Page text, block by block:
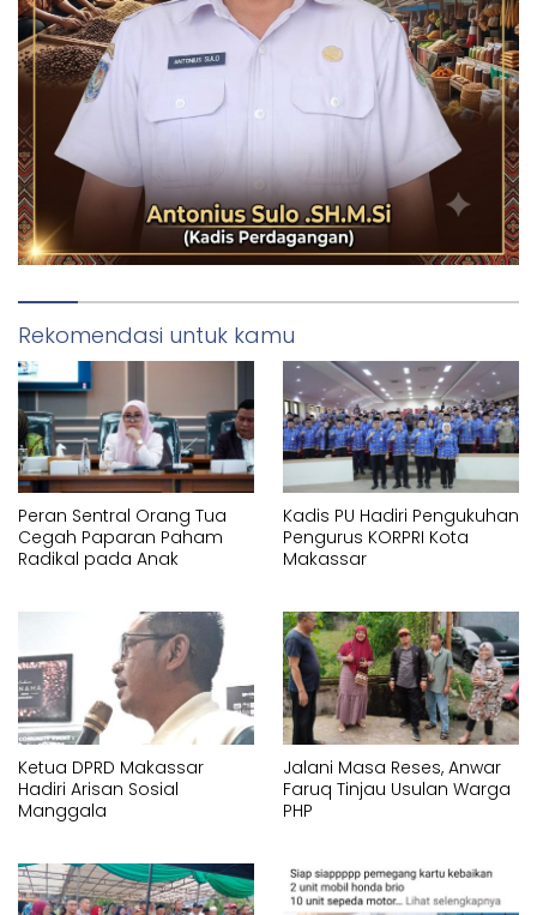
Rekomendasi untuk kamu
Peran Sentral Orang Tua
Cegah Paparan Paham
Radikal pada Anak
Kadis PU Hadiri Pengukuhan
Pengurus KORPRI Kota
Makassar
Ketua DPRD Makassar
Hadiri Arisan Sosial
Manggala
Jalani Masa Reses, Anwar
Faruq Tinjau Usulan Warga
PHP